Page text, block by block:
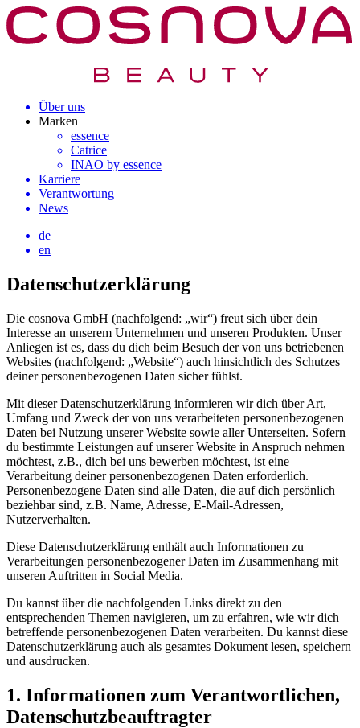
Über uns
Marken
essence
Catrice
INAO by essence
Karriere
Verantwortung
News
de
en
Datenschutzerklärung
Die cosnova GmbH (nachfolgend: „wir“) freut sich über dein
Interesse an unserem Unternehmen und unseren Produkten. Unser
Anliegen ist es, dass du dich beim Besuch der von uns betriebenen
Websites (nachfolgend: „Website“) auch hinsichtlich des Schutzes
deiner personenbezogenen Daten sicher fühlst.
Mit dieser Datenschutzerklärung informieren wir dich über Art,
Umfang und Zweck der von uns verarbeiteten personenbezogenen
Daten bei Nutzung unserer Website sowie aller Unterseiten. Sofern
du bestimmte Leistungen auf unserer Website in Anspruch nehmen
möchtest, z.B., dich bei uns bewerben möchtest, ist eine
Verarbeitung deiner personenbezogenen Daten erforderlich.
Personenbezogene Daten sind alle Daten, die auf dich persönlich
beziehbar sind, z.B. Name, Adresse, E-Mail-Adressen,
Nutzerverhalten.
Diese Datenschutzerklärung enthält auch Informationen zu
Verarbeitungen personenbezogener Daten im Zusammenhang mit
unseren Auftritten in Social Media.
Du kannst über die nachfolgenden Links direkt zu den
entsprechenden Themen navigieren, um zu erfahren, wie wir dich
betreffende personenbezogenen Daten verarbeiten. Du kannst diese
Datenschutzerklärung auch als gesamtes Dokument lesen, speichern
und ausdrucken.
1. Informationen zum Verantwortlichen,
Datenschutzbeauftragter